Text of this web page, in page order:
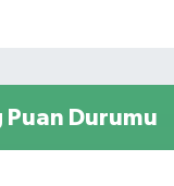
Puan Durumu